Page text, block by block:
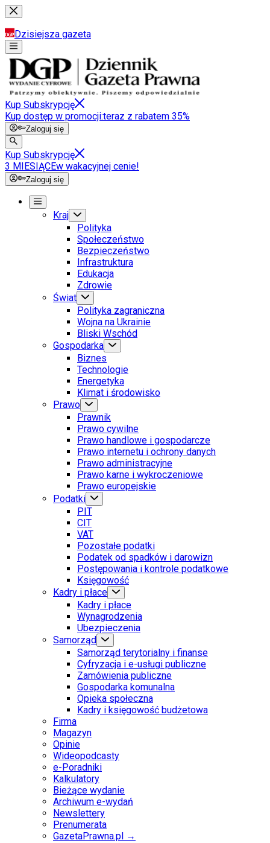
Dzisiejsza gazeta
Kup Subskrypcję
Kup dostęp w promocji:teraz z rabatem 35%
Zaloguj się
Kup Subskrypcję
3 MIESIĄCEw wakacyjnej cenie!
Zaloguj się
Kraj
Polityka
Społeczeństwo
Bezpieczeństwo
Infrastruktura
Edukacja
Zdrowie
Świat
Polityka zagraniczna
Wojna na Ukrainie
Bliski Wschód
Gospodarka
Biznes
Technologie
Energetyka
Klimat i środowisko
Prawo
Prawnik
Prawo cywilne
Prawo handlowe i gospodarcze
Prawo internetu i ochrony danych
Prawo administracyjne
Prawo karne i wykroczeniowe
Prawo europejskie
Podatki
PIT
CIT
VAT
Pozostałe podatki
Podatek od spadków i darowizn
Postępowania i kontrole podatkowe
Księgowość
Kadry i płace
Kadry i płace
Wynagrodzenia
Ubezpieczenia
Samorząd
Samorząd terytorialny i finanse
Cyfryzacja i e-usługi publiczne
Zamówienia publiczne
Gospodarka komunalna
Opieka społeczna
Kadry i księgowość budżetowa
Firma
Magazyn
Opinie
Wideopodcasty
e-Poradniki
Kalkulatory
Bieżące wydanie
Archiwum e-wydań
Newslettery
Prenumerata
GazetaPrawna.pl →